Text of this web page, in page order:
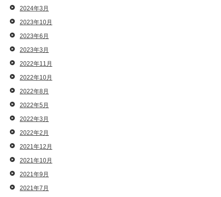
2024年3月
2023年10月
2023年6月
2023年3月
2022年11月
2022年10月
2022年8月
2022年5月
2022年3月
2022年2月
2021年12月
2021年10月
2021年9月
2021年7月